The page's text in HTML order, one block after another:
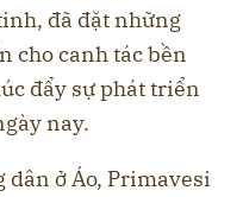
đã đặt những
cho canh tác bền
đẩy sự phát triển
nay.
ở Áo, Primavesi